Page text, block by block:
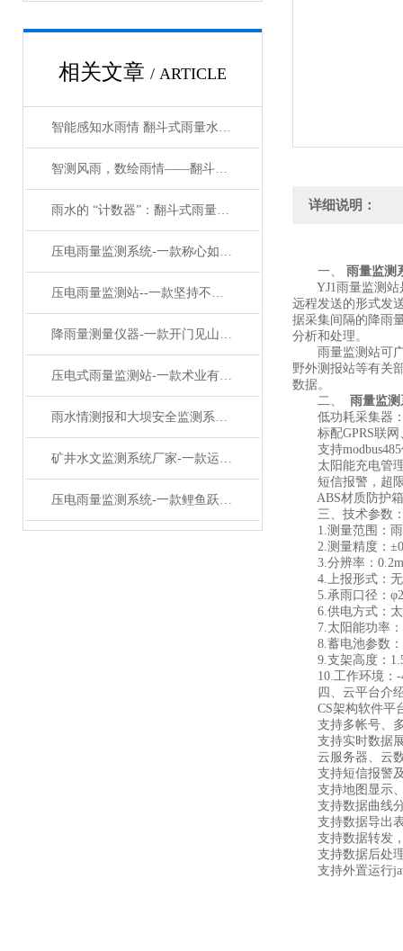
相关文章 / ARTICLE
智能感知水雨情 翻斗式雨量水位监测站赋能智慧水利建设
智测风雨，数绘雨情——翻斗式实时降雨量监测系统的技术革新与应用
雨水的 “计数器”：翻斗式雨量监测站如何守护风雨中的我们
压电雨量监测系统-一款称心如意的压电雨量监测站 #2023已更新
压电雨量监测站--一款坚持不懈的压电式雨量监测站#2023已更新
降雨量测量仪器-一款开门见山压电雨量监测系统#2023已更新
压电式雨量监测站-一款术业有专攻的压电雨量监测系统#2023已更新
雨水情测报和大坝安全监测系统-一款运筹帷幄的无线雨量监测站#2023已更新
矿井水文监测系统厂家-一款运筹帷幄的道路积水监测预警系统#2023已更新
压电雨量监测系统-一款鲤鱼跃龙门的压电式雨量监测站#2023已更新
详细说明：
一、
雨量监测
YJ1雨量监测站是
远程发送的形式发
据采集间隔的降雨
分析和处理。
雨量监测站可广
野外测报站等有关
数据。
二、
雨量监
低功耗采集器：
标配GPRS联网
支持modbus485
太阳能充电管理
短信报警，超限
ABS材质防护箱
三、技术参数
1.测量范围：雨
2.测量精度：
3.分辨率：
4.上报形式：无
5.承雨口径：
6.供电方式：太
7.太阳能功率：
8.蓄电池参数：
9.支架高度：
10.工作环境：-
四、云平台介
CS架构软件平台
支持多帐号、多
支持实时数据展
云服务器、云数
支持短信报警及
支持地图显示、
支持数据曲线
支持数据导出
支持数据转发，
支持数据后处
支持外置运行